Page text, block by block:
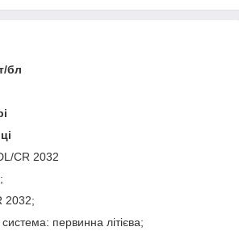
бл
CR 2032
2032;
система: первинна літієва;